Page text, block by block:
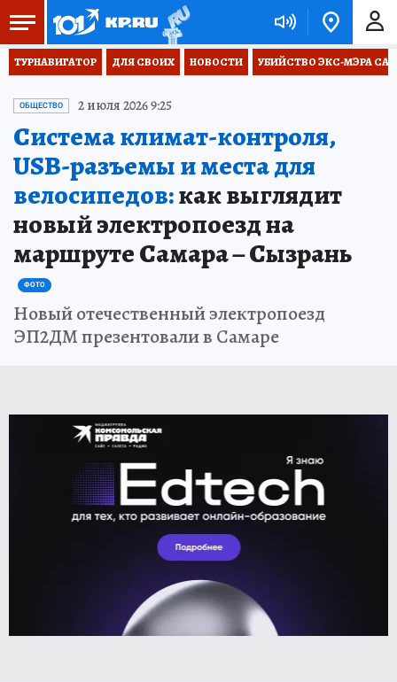
ТУРНАВИГАТОР ДЛЯ СВОИХ НОВОСТИ УБИЙСТВО ЭКС-МЭРА
ОБЩЕСТВО 2 июля 2026 9:25
Система климат-контроля,
USB-разъемы и места для
велосипедов:как выглядит
новый электропоезд на
маршруте Самара – Сызрань
ФОТО
Новый отечественный электропоезд
ЭП2ДМ презентовали в Самаре